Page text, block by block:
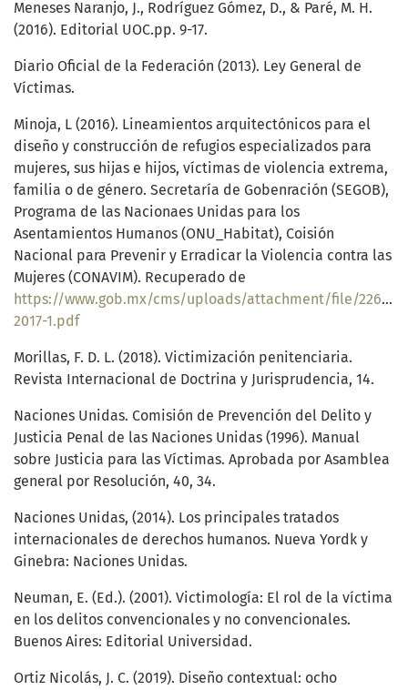
Meneses Naranjo, J., Rodríguez Gómez, D., & Paré, M. H.
(2016). Editorial UOC.pp. 9-17.
Diario Oficial de la Federación (2013). Ley General de
Víctimas.
Minoja, L (2016). Lineamientos arquitectónicos para el
diseño y construcción de refugios especializados para
mujeres, sus hijas e hijos, víctimas de violencia extrema,
familia o de género. Secretaría de Gobenración (SEGOB),
Programa de las Nacionaes Unidas para los
Asentamientos Humanos (ONU_Habitat), Coisión
Nacional para Prevenir y Erradicar la Violencia contra las
Mujeres (CONAVIM). Recuperado de
https://www.gob.mx/cms/uploads/attachment/file/226938/
2017-1.pdf
Morillas, F. D. L. (2018). Victimización penitenciaria.
Revista Internacional de Doctrina y Jurisprudencia, 14.
Naciones Unidas. Comisión de Prevención del Delito y
Justicia Penal de las Naciones Unidas (1996). Manual
sobre Justicia para las Víctimas. Aprobada por Asamblea
general por Resolución, 40, 34.
Naciones Unidas, (2014). Los principales tratados
internacionales de derechos humanos. Nueva Yordk y
Ginebra: Naciones Unidas.
Neuman, E. (Ed.). (2001). Victimología: El rol de la víctima
en los delitos convencionales y no convencionales.
Buenos Aires: Editorial Universidad.
Ortiz Nicolás, J. C. (2019). Diseño contextual: ocho